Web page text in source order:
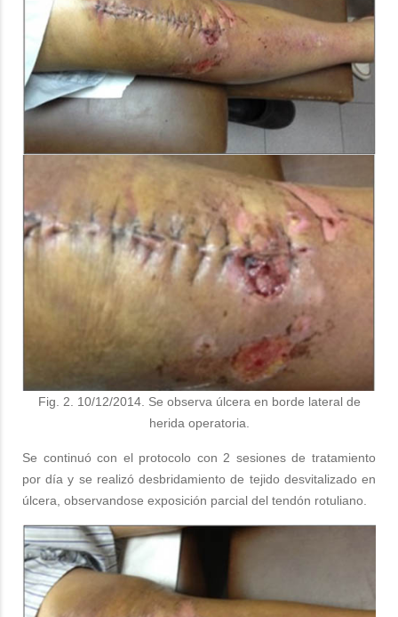
Fig. 2. 10/12/2014. Se observa úlcera en borde lateral de
herida operatoria.
Se continuó con el protocolo con 2 sesiones de tratamiento
por día y se realizó desbridamiento de tejido desvitalizado en
úlcera, observandose exposición parcial del tendón rotuliano.